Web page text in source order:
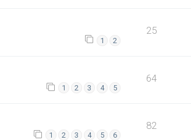
1 2
25
1 2 3 4 5
64
1 2 3 4 5 6
82